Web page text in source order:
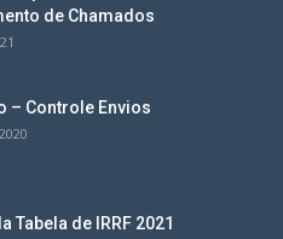
de Chamados
– Controle Envios
Tabela de IRRF 2021